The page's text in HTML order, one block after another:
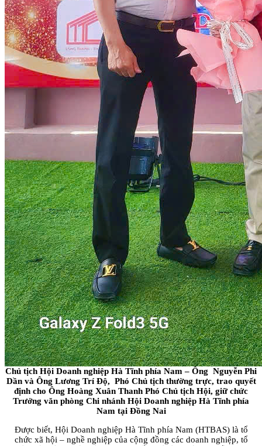
Chủ tịch Hội Doanh nghiệp Hà Tĩnh phía Nam – Ông Nguyễn Phi
Dần và Ông Lương Trí Độ, Phó Chủ tịch thường trực, trao quyết
định cho Ông Hoàng Xuân Thanh Phó Chủ tịch Hội, giữ chức
Trưởng văn phòng Chi nhánh Hội Doanh nghiệp Hà Tĩnh phía
Nam tại Đồng Nai
Được biết, Hội Doanh nghiệp Hà Tĩnh phía Nam (HTBAS) là tổ
chức xã hội – nghề nghiệp của cộng đồng các doanh nghiệp, tổ